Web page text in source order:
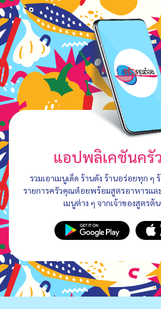
แอปพลิเคชันค
รวมเอาเมนูเด็ด ร้านดัง ร้านอร่อยทุก ๆ
รายการครัวคุณต๋อยพร้อมสูตรอาหารแล
เมนูต่าง ๆ จากเจ้าของสูตรต้